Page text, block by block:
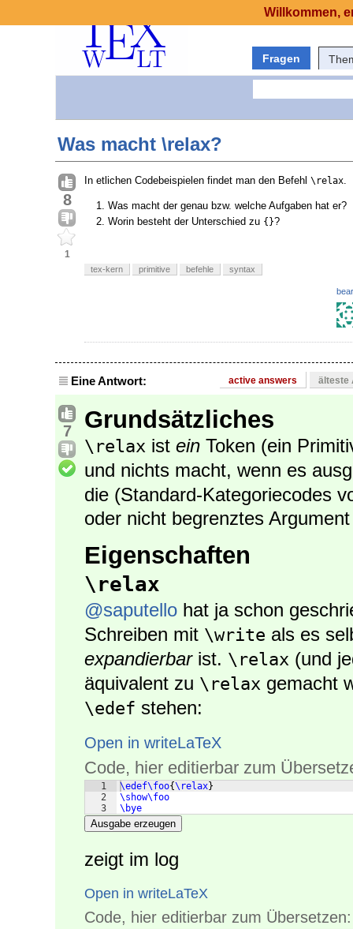
Fragen
Was macht \relax?
8
1
In etlichen Codebeispielen findet man den Befehl \relax.
Was macht der genau bzw. welche Aufgaben hat er?
Worin besteht der Unterschied zu {}?
tex-kern primitive befehle syntax
Eine Antwort: active answers älteste
7 Grundsätzliches
\relax ist ein Token (ein
und nichts macht, wenn es
die (Standard-Kategoriecodes
oder nicht begrenztes
Eigenschaften
\relax
@saputello hat ja schon
Schreiben mit \write als es
expandierbarist. \relax (und
äquivalent zu \relax gemacht
\edef stehen:
Open in writeLaTeX
Code, hier editierbar zum
1
2
3
\edef\foo{\relax}
\show\foo
\bye
Ausgabe erzeugen
zeigt im log
Open in writeLaTeX
Code, hier editierbar zum Übersetzen:
Willkommen,